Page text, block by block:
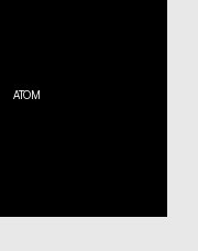
ATOM